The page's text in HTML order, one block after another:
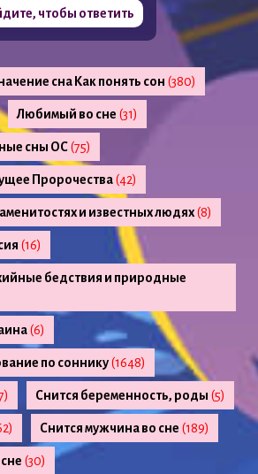
чтобы ответить
сна Как понять сон (380)
Любимый во сне (31)
сны ОС(75)
Пророчества(42)
и известных людях(8)
(16)
бедствия и природные
(6)
по соннику(1648)
Снится беременность, роды (5)
Снится мужчина во сне (189)
(30)